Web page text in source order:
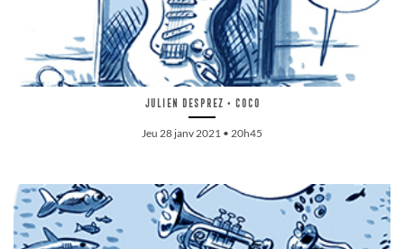
Julien Desprez • Coco
Jeu 28 janv 2021 • 20h45